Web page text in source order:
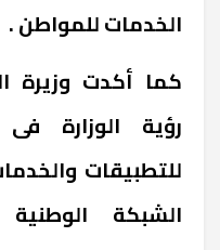
الخدمات للمواطن .
كما أكدت وزيرة
رؤية الوزارة
للتطبيقات
الشبكة